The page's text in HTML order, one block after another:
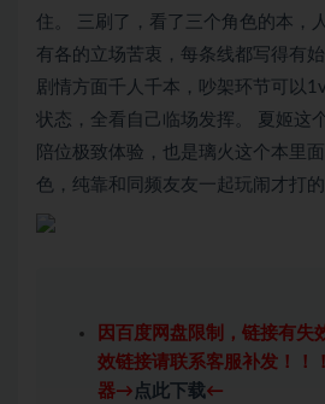
住。 三刷了，看了三个角色的本，
有各的立场苦衷，每条线都写得有
剧情方面千人千本，吵架环节可以
状态，全看自己临场发挥。 夏姬这
陪位极致体验，也是璃火这个本里
色，纯靠和同频友友一起玩闹才打的
因百度网盘限制，链接有失
效链接请联系客服补发！！
器→ 点此下载←